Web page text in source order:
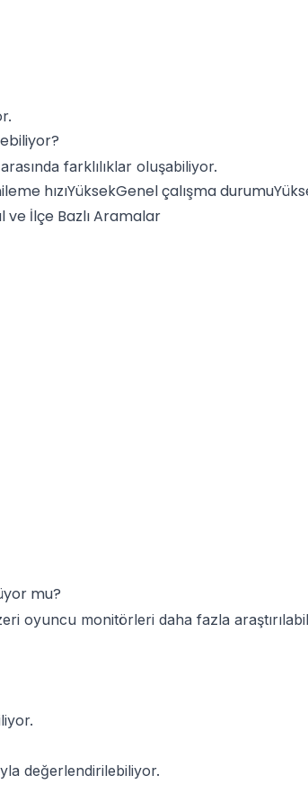
farklılıklar oluşabiliyor.
hızıYüksekGenel çalışma
İlçe Bazlı Aramalar
mu?
oyuncu monitörleri daha fazla
değerlendirilebiliyor.